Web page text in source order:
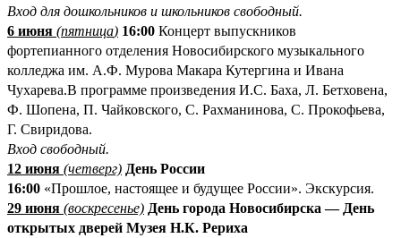
Вход для дошкольников и школьников свободный.
6 июня (пятница) 16:00 Концерт выпускников
фортепианного отделения Новосибирского музыкального
колледжа им. А.Ф. Мурова Макара Кутергина и Ивана
Чухарева.В программе произведения И.С. Баха, Л. Бетховена,
Ф. Шопена, П. Чайковского, С. Рахманинова, С. Прокофьева,
Г. Свиридова.
Вход свободный.
12 июня (четверг) День России
16:00 «Прошлое, настоящее и будущее России». Экскурсия.
29 июня (воскресенье) День города Новосибирска — День
открытых дверей Музея Н.К. Рериха